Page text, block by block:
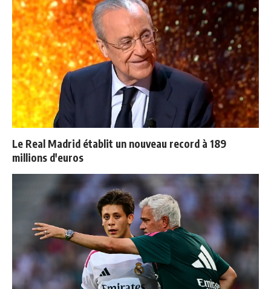
Le Real Madrid établit un nouveau record à 189
millions d'euros